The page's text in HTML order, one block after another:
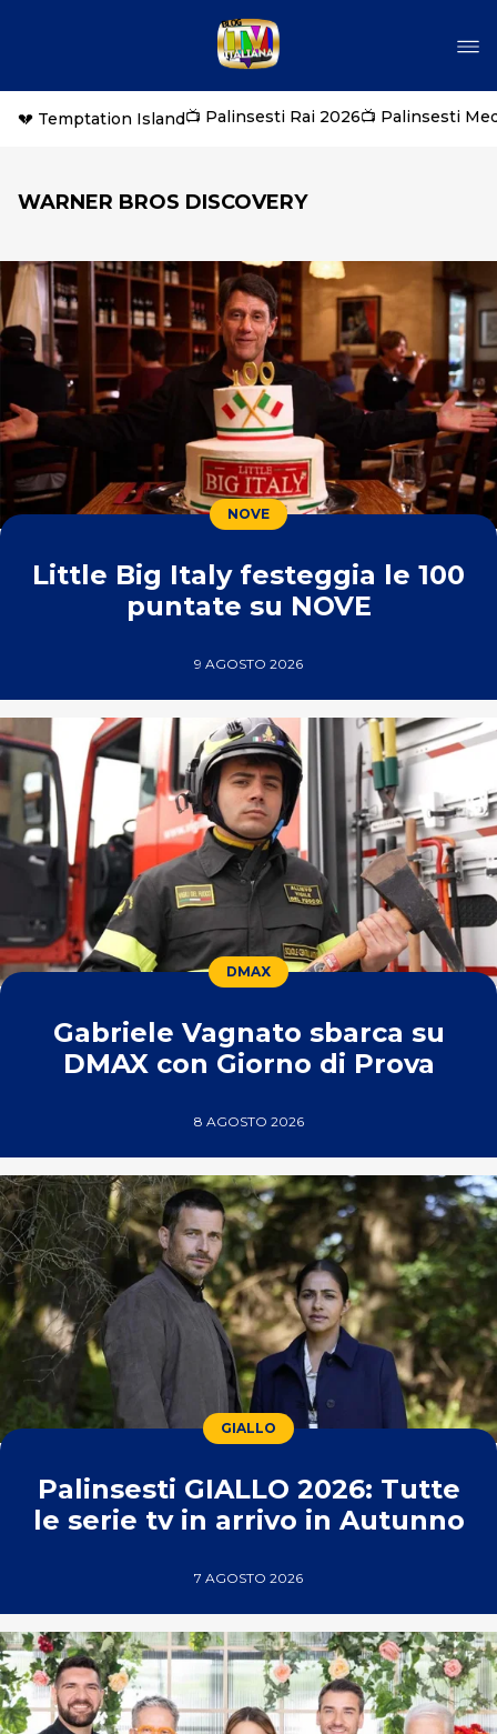
💔 Temptation Island📺 Palinsesti Rai 2026📺 Palinsesti
WARNER BROS DISCOVERY
NOVE
Little Big Italy festeggia le 100
puntate su NOVE
9 AGOSTO 2026
DMAX
Gabriele Vagnato sbarca su
DMAX con Giorno di Prova
8 AGOSTO 2026
GIALLO
Palinsesti GIALLO 2026: Tutte
le serie tv in arrivo in Autunno
7 AGOSTO 2026